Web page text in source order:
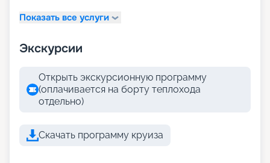
Показать все услуги
Экскурсии
Открыть экскурсионную программу
(оплачивается на борту теплохода
отдельно)
Скачать программу круиза